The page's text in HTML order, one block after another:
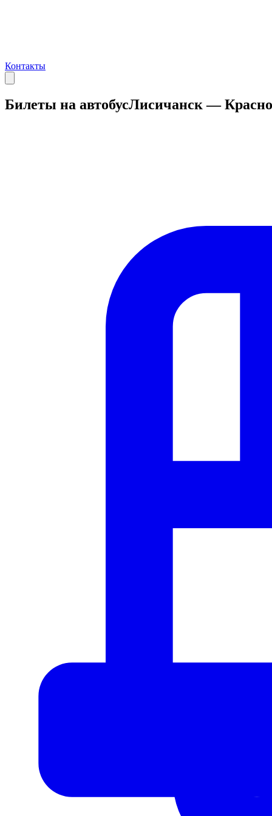
Контакты
Билеты на автобусЛисичанск —